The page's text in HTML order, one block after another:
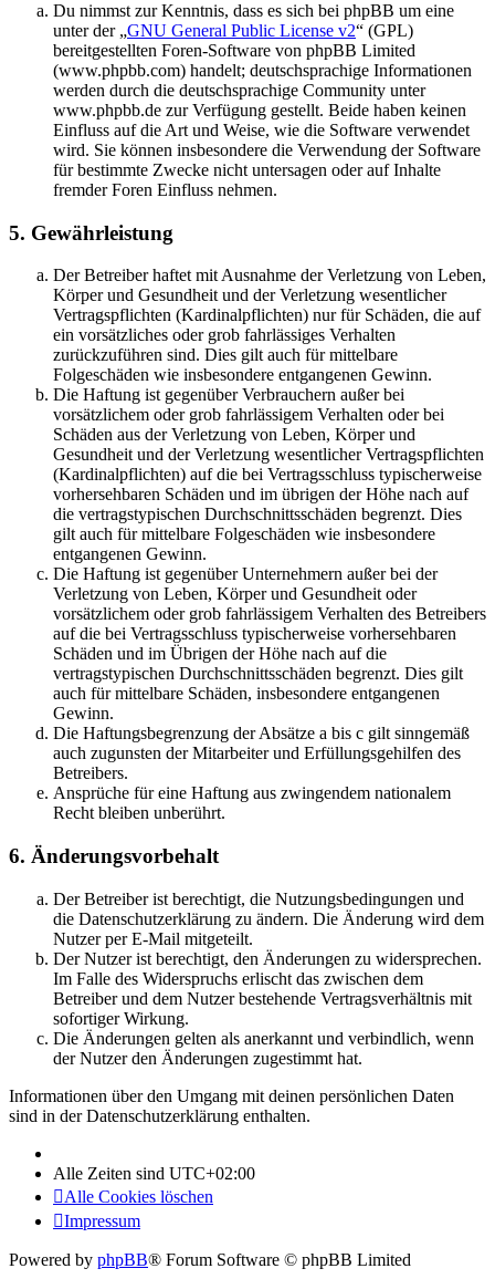
Du nimmst zur Kenntnis, dass es sich bei phpBB um eine
unter der „GNU General Public License v2“ (GPL)
bereitgestellten Foren-Software von phpBB Limited
(www.phpbb.com) handelt; deutschsprachige Informationen
werden durch die deutschsprachige Community unter
www.phpbb.de zur Verfügung gestellt. Beide haben keinen
Einfluss auf die Art und Weise, wie die Software verwendet
wird. Sie können insbesondere die Verwendung der Software
für bestimmte Zwecke nicht untersagen oder auf Inhalte
fremder Foren Einfluss nehmen.
5. Gewährleistung
Der Betreiber haftet mit Ausnahme der Verletzung von Leben,
Körper und Gesundheit und der Verletzung wesentlicher
Vertragspflichten (Kardinalpflichten) nur für Schäden, die auf
ein vorsätzliches oder grob fahrlässiges Verhalten
zurückzuführen sind. Dies gilt auch für mittelbare
Folgeschäden wie insbesondere entgangenen Gewinn.
Die Haftung ist gegenüber Verbrauchern außer bei
vorsätzlichem oder grob fahrlässigem Verhalten oder bei
Schäden aus der Verletzung von Leben, Körper und
Gesundheit und der Verletzung wesentlicher Vertragspflichten
(Kardinalpflichten) auf die bei Vertragsschluss typischerweise
vorhersehbaren Schäden und im übrigen der Höhe nach auf
die vertragstypischen Durchschnittsschäden begrenzt. Dies
gilt auch für mittelbare Folgeschäden wie insbesondere
entgangenen Gewinn.
Die Haftung ist gegenüber Unternehmern außer bei der
Verletzung von Leben, Körper und Gesundheit oder
vorsätzlichem oder grob fahrlässigem Verhalten des Betreibers
auf die bei Vertragsschluss typischerweise vorhersehbaren
Schäden und im Übrigen der Höhe nach auf die
vertragstypischen Durchschnittsschäden begrenzt. Dies gilt
auch für mittelbare Schäden, insbesondere entgangenen
Gewinn.
Die Haftungsbegrenzung der Absätze a bis c gilt sinngemäß
auch zugunsten der Mitarbeiter und Erfüllungsgehilfen des
Betreibers.
Ansprüche für eine Haftung aus zwingendem nationalem
Recht bleiben unberührt.
6. Änderungsvorbehalt
Der Betreiber ist berechtigt, die Nutzungsbedingungen und
die Datenschutzerklärung zu ändern. Die Änderung wird dem
Nutzer per E-Mail mitgeteilt.
Der Nutzer ist berechtigt, den Änderungen zu widersprechen.
Im Falle des Widerspruchs erlischt das zwischen dem
Betreiber und dem Nutzer bestehende Vertragsverhältnis mit
sofortiger Wirkung.
Die Änderungen gelten als anerkannt und verbindlich, wenn
der Nutzer den Änderungen zugestimmt hat.
Informationen über den Umgang mit deinen persönlichen Daten
sind in der Datenschutzerklärung enthalten.
Alle Zeiten sind UTC+02:00
Alle Cookies löschen
Impressum
Powered by phpBB® Forum Software © phpBB Limited